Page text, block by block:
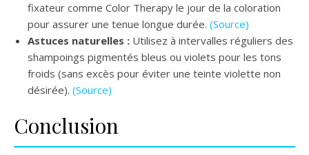
fixateur comme Color Therapy le jour de la coloration
pour assurer une tenue longue durée. (Source)
Astuces naturelles : Utilisez à intervalles réguliers des
shampoings pigmentés bleus ou violets pour les tons
froids (sans excès pour éviter une teinte violette non
désirée). (Source)
Conclusion